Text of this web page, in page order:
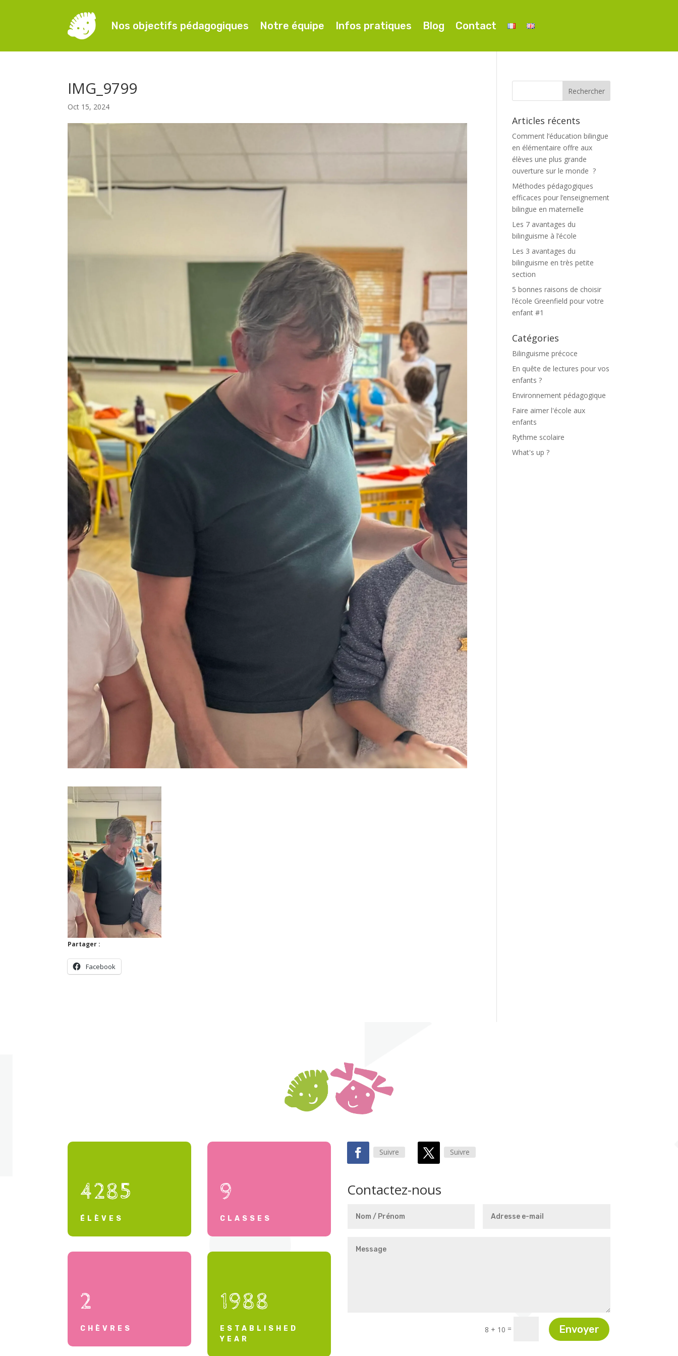
Nos objectifs pédagogiques Notre équipe Infos pratiques Blog Contact
IMG_9799
Oct 15, 2024
Partager :
Facebook
Articles récents
Comment l’éducation bilingue
en élémentaire offre aux
élèves une plus grande
ouverture sur le monde ?
Méthodes pédagogiques
efficaces pour l’enseignement
bilingue en maternelle
Les 7 avantages du
bilinguisme à l’école
Les 3 avantages du
bilinguisme en très petite
section
5 bonnes raisons de choisir
l’école Greenfield pour votre
enfant #1
Catégories
Bilinguisme précoce
En quête de lectures pour vos
enfants ?
Environnement pédagogique
Faire aimer l'école aux
enfants
Rythme scolaire
What's up ?
4285
ÉLÈVES
2
CHÈVRES
9
CLASSES
1988
ESTABLISHED
YEAR
Suivre Suivre
Contactez-nous
8 + 10 = Envoyer